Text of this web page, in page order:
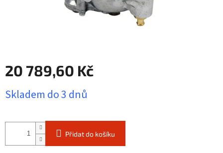
20 789,60 Kč
cena:
Skladem do 3 dnů
Přidat do košíku